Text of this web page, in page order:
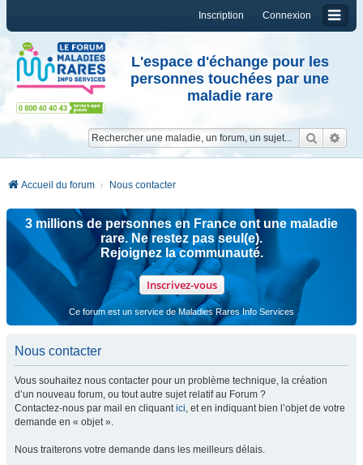
Connexion
Inscription
L'espace d'échange pour les
personnes touchées par une
maladie rare
Accueil du forum Nous contacter
3 millions de personnes en France ont une maladie
rare. Ne restez pas seul(e).
Rejoignez la communauté.
Inscrivez-vous
Ce forum est un service de Maladies Rares Info Services
Nous contacter
Vous souhaitez nous contacter pour un problème technique, la création
d’un nouveau forum, ou tout autre sujet relatif au Forum ?
Contactez-nous par mail en cliquantici, et en indiquant bien l’objet de votre
demande en « objet ».
Nous traiterons votre demande dans les meilleurs délais.